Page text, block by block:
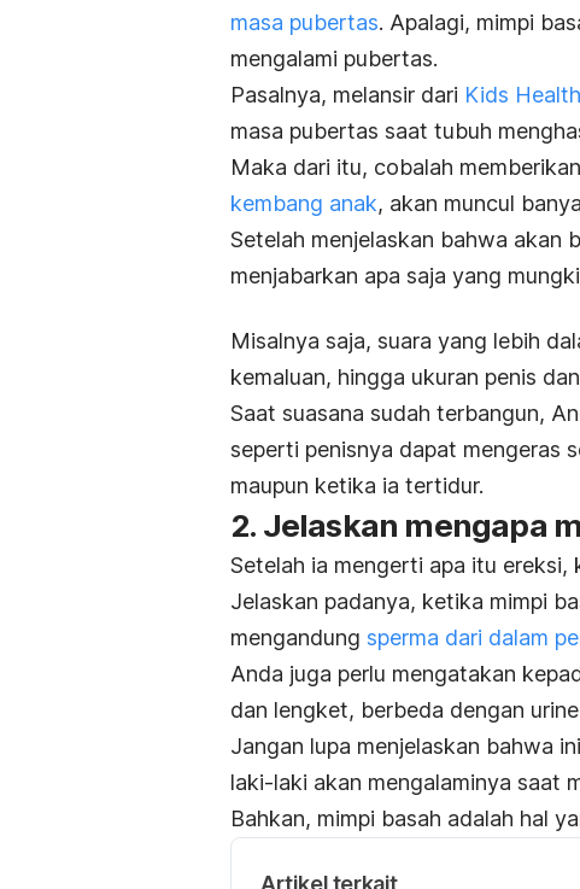
masa pubertas. Apalagi, mimpi
mengalami pubertas.
Pasalnya, melansir dari Kids Health
masa pubertas saat tubuh
Maka dari itu, cobalah
kembang anak, akan muncul
Setelah menjelaskan bahwa akan
menjabarkan apa saja yang
Misalnya saja, suara yang lebih
kemaluan, hingga ukuran penis
Saat suasana sudah terbangun,
seperti penisnya dapat mengeras
maupun ketika ia tertidur.
2. Jelaskan mengapa
Setelah ia mengerti apa itu ereksi,
Jelaskan padanya, ketika mimpi
mengandung sperma dari dalam
Anda juga perlu mengatakan
dan lengket, berbeda dengan
Jangan lupa menjelaskan bahwa
laki-laki akan mengalaminya saat
Bahkan, mimpi basah adalah hal
Artikel terkait